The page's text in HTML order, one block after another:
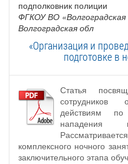
подполковник полиции
ФГКОУ ВО
Волгоградская обл
«Организация и
подготовке в
Статья
сотрудников
действиям по
комплексного ночного
заключительного этапа